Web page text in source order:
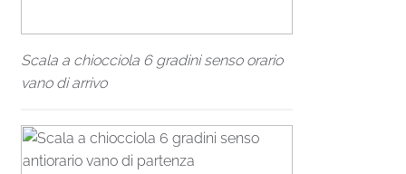
Scala a chiocciola 6 gradini senso orario
vano di arrivo